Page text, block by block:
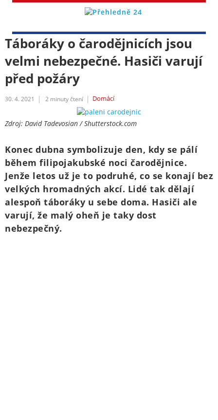
Táboráky o čarodějnicích jsou
velmi nebezpečné. Hasiči varují
před požáry
30. 4. 2021 2 minuty čtení Domácí
Zdroj: David Tadevosian / Shutterstock.com
Konec dubna symbolizuje den, kdy se pálí
během filipojakubské noci čarodějnice.
Jenže letos už je to podruhé, co se konají bez
velkých hromadných akcí. Lidé tak dělají
alespoň táboráky u sebe doma. Hasiči ale
varují, že malý oheň je taky dost
nebezpečný.